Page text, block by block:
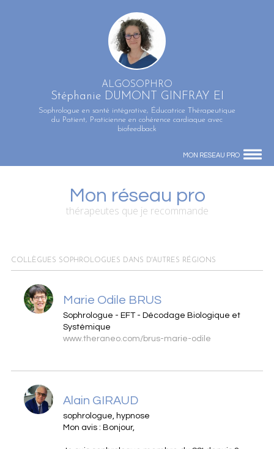
ALGOSOPHRO
Stéphanie DUMONT GINFRAY EI
Sophrologue en santé intégrative, Éducatrice Thérapeutique
du Patient, Praticienne en cohérence cardiaque avec
biofeedback
MON RÉSEAU PRO
Mon réseau pro
thérapeutes que je recommande
COLLÈGUES SOPHROLOGUES DANS D'AUTRES RÉGIONS
Marie Odile BRUS
Sophrologue - EFT - Décodage Biologique et
Systèmique
www.theraneo.com/brus-marie-odile
Alain GIRAUD
sophrologue, hypnose
Mon avis : Bonjour,